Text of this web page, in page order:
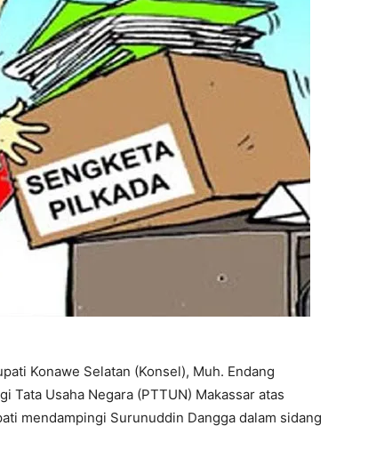
Konawe Selatan (Konsel), Muh. Endang
Tata Usaha Negara (PTTUN) Makassar atas
mendampingi Surunuddin Dangga dalam sidang